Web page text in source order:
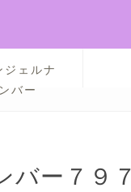
ジェルナ
ンバー
バー７９